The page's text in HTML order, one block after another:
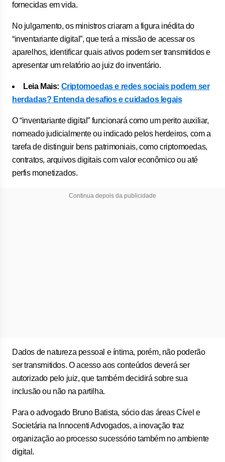
fornecidas em vida.
No julgamento, os ministros criaram a figura inédita do
“inventariante digital”, que terá a missão de acessar os
aparelhos, identificar quais ativos podem ser transmitidos e
apresentar um relatório ao juiz do inventário.
Leia Mais: Criptomoedas e redes sociais podem ser
herdadas? Entenda desafios e cuidados legais
O “inventariante digital” funcionará como um perito auxiliar,
nomeado judicialmente ou indicado pelos herdeiros, com a
tarefa de distinguir bens patrimoniais, como criptomoedas,
contratos, arquivos digitais com valor econômico ou até
perfis monetizados.
Continua depois da publicidade
Dados de natureza pessoal e íntima, porém, não poderão
ser transmitidos. O acesso aos conteúdos deverá ser
autorizado pelo juiz, que também decidirá sobre sua
inclusão ou não na partilha.
Para o advogado Bruno Batista, sócio das áreas Cível e
Societária na Innocenti Advogados, a inovação traz
organização ao processo sucessório também no ambiente
digital.